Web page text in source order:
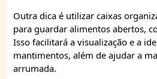
Outra dica é utilizar caixas
para guardar alimentos abertos,
Isso facilitará a visualização e a
mantimentos, além de ajudar a
arrumada.